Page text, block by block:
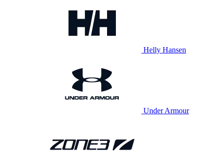
Helly Hansen
Under Armour